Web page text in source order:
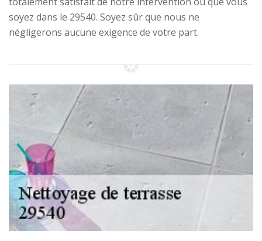
soyez dans le 29540. Soyez sûr que nous ne
négligerons aucune exigence de votre part.